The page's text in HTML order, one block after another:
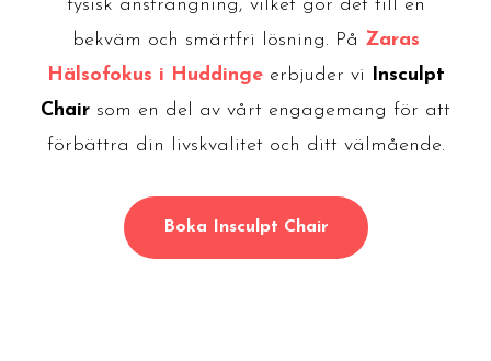
fysisk ansträngning, vilket gör det till en
bekväm och smärtfri lösning. På Zaras
Hälsofokus i Huddingeerbjuder vi Insculpt
Chair som en del av vårt engagemang för att
förbättra din livskvalitet och ditt välmående.
Boka Insculpt Chair